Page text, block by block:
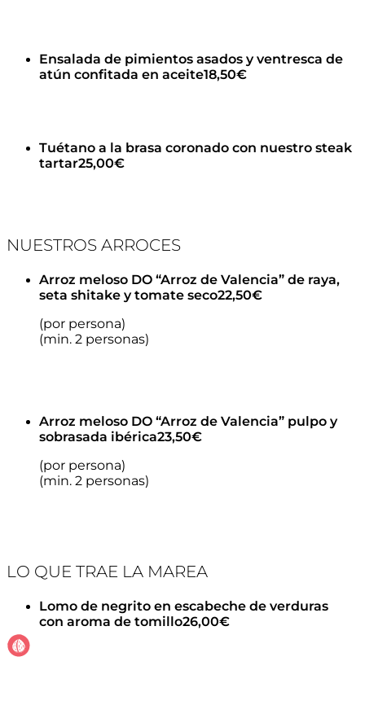
Ensalada de pimientos asados y ventresca de
atún confitada en aceite18,50€
Tuétano a la brasa coronado con nuestro steak
tartar25,00€
NUESTROS ARROCES
Arroz meloso DO “Arroz de Valencia” de raya,
seta shitake y tomate seco22,50€
(por persona)
(min. 2 personas)
Arroz meloso DO “Arroz de Valencia” pulpo y
sobrasada ibérica23,50€
(por persona)
(min. 2 personas)
LO QUE TRAE LA MAREA
Lomo de negrito en escabeche de verduras
con aroma de tomillo26,00€